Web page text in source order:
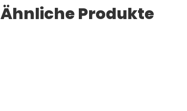
Ähnliche Produkte